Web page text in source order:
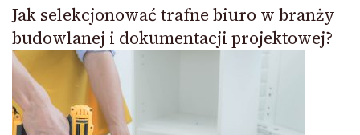
Jak selekcjonować trafne biuro w branży
budowlanej i dokumentacji projektowej?